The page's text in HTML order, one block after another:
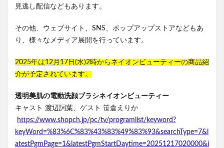
見逃し配信などもあります。
その他、ウェブサイト、SNS、ポップアップストアなどもあ
り、様々なメディア展開を行っています。
2025年は12月17日(水)2時からネイオンビューティーの商品紹
介が予定されています。
透明美肌の電動洗顔ブラシネイオンビューティー
キャスト 渡辺詞葉、ゲスト 笹倉えりか
https://www.shopch.jp/pc/tv/programlist/keyword?
keyWord=%83%6C%83%43%83%49%83%93&searchType=7&l
atestPgmPage=1&latestPgmStartDaytime=20251217020000&i